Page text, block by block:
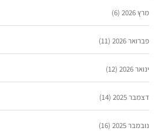
מרץ 2026 (6)
פברואר 2026 (11)
ינואר 2026 (12)
דצמבר 2025 (14)
נובמבר 2025 (16)